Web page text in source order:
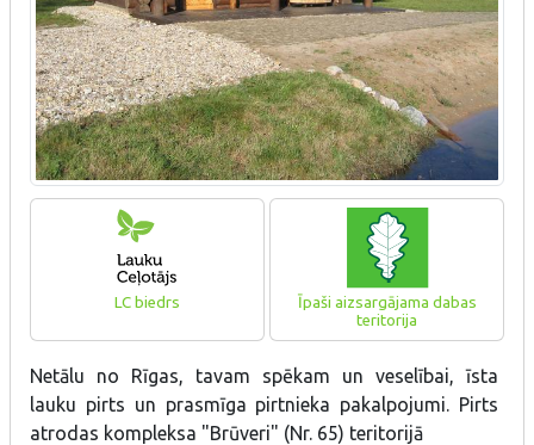
LC biedrs
Īpaši aizsargājama dabas
teritorija
Netālu no Rīgas, tavam spēkam un veselībai, īsta
lauku pirts un prasmīga pirtnieka pakalpojumi. Pirts
atrodas kompleksa "Brūveri" (Nr. 65) teritorijā